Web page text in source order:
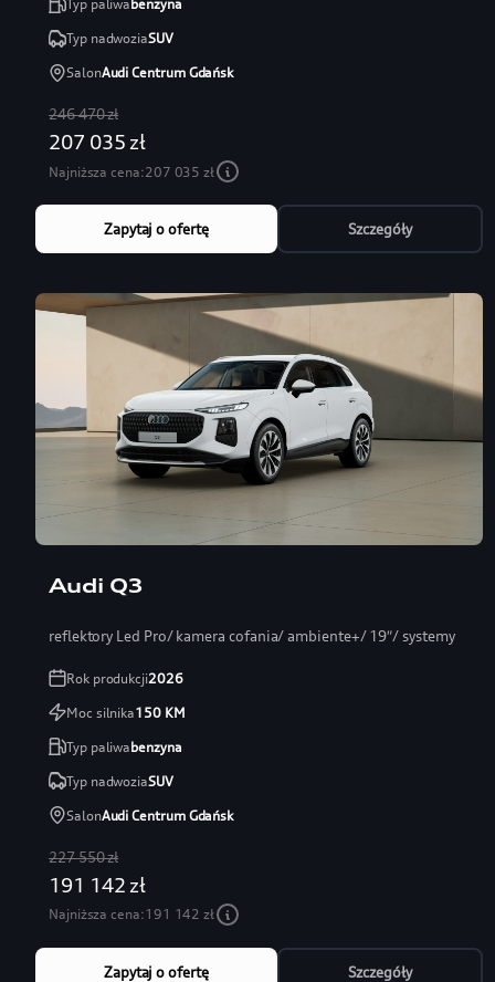
Typ paliwabenzyna
Typ nadwoziaSUV
SalonAudi Centrum Gdańsk
246 470 zł
207 035 zł
Najniższa cena:207 035 zł
Zapytaj o ofertę Szczegóły
Audi Q3
reflektory Led Pro/ kamera cofania/ ambiente+/ 19″/ systemy
Rok produkcji2026
Moc silnika150KM
Typ paliwabenzyna
Typ nadwoziaSUV
SalonAudi Centrum Gdańsk
227 550 zł
191 142 zł
Najniższa cena:191 142 zł
Zapytaj o ofertę Szczegóły